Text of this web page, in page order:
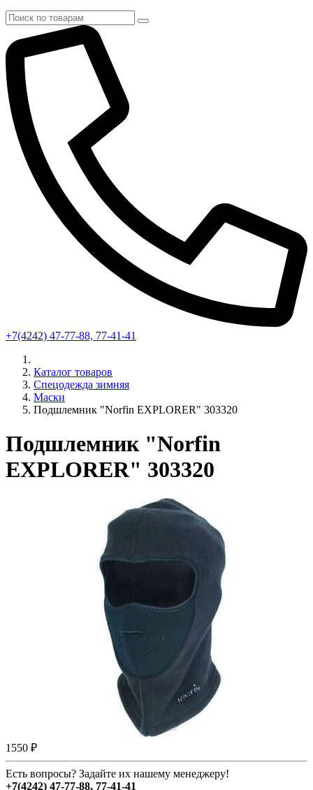
+7(4242) 47-77-88, 77-41-41
Каталог товаров
Спецодежда зимняя
Маски
Подшлемник "Norfin EXPLORER" 303320
Подшлемник "Norfin
EXPLORER" 303320
1550 ₽
Есть вопросы? Задайте их нашему менеджеру!
+7(4242) 47-77-88, 77-41-41